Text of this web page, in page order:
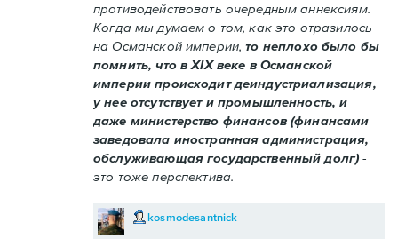
противодействовать очередным аннексиям.
Когда мы думаем о том, как это отразилось
на Османской империи,то неплохо было бы
помнить, что в XIX веке в Османской
империи происходит деиндустриализация,
у нее отсутствует и промышленность, и
даже министерство финансов (финансами
заведовала иностранная администрация,
обслуживающая государственный долг)-
это тоже перспектива.
kosmodesantnick